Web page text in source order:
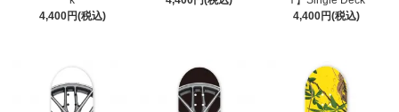
4,400円(税込)
4,400円(税込)